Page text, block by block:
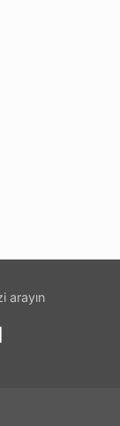
arayın